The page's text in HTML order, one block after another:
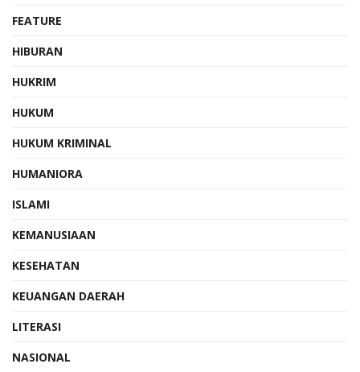
FEATURE
HIBURAN
HUKRIM
HUKUM
HUKUM KRIMINAL
HUMANIORA
ISLAMI
KEMANUSIAAN
KESEHATAN
KEUANGAN DAERAH
LITERASI
NASIONAL